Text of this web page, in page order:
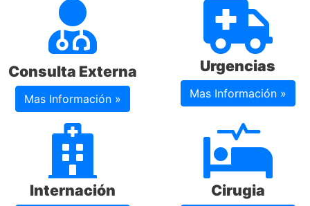
Consulta Externa
Mas Información »
Urgencias
Mas Información »
Internación Cirugia